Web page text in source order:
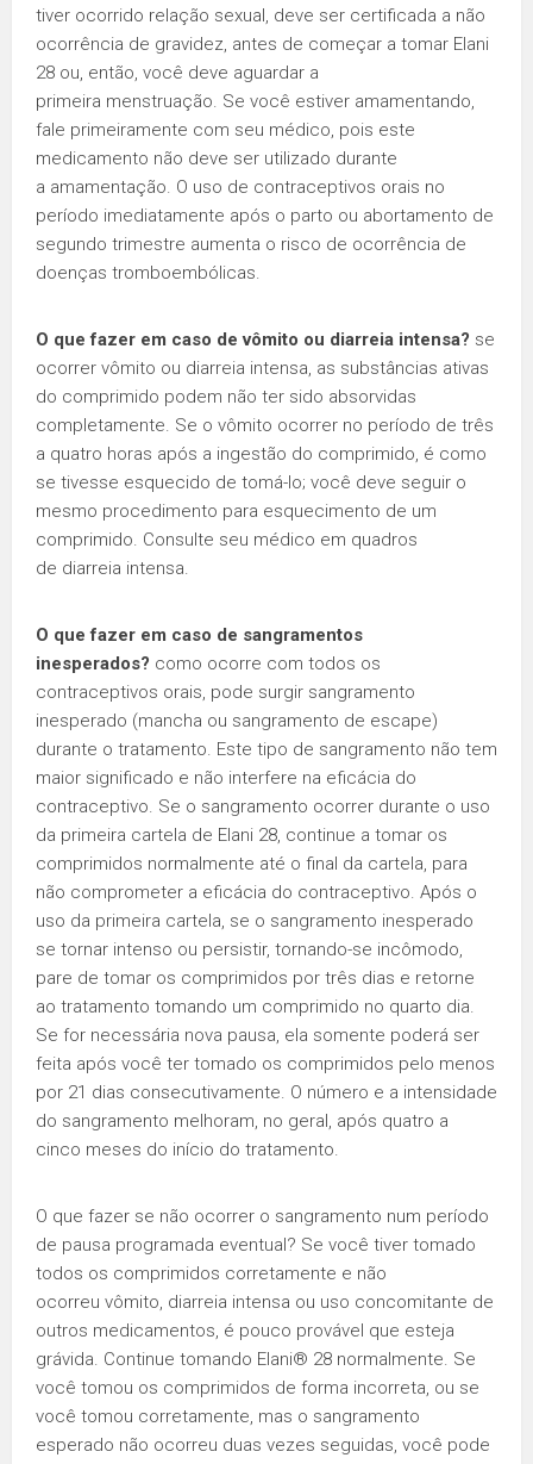
tiver ocorrido relação sexual, deve ser certificada a não
ocorrência de gravidez, antes de começar a tomar Elani
28 ou, então, você deve aguardar a
primeira menstruação. Se você estiver amamentando,
fale primeiramente com seu médico, pois este
medicamento não deve ser utilizado durante
a amamentação. O uso de contraceptivos orais no
período imediatamente após o parto ou abortamento de
segundo trimestre aumenta o risco de ocorrência de
doenças tromboembólicas.
O que fazer em caso de vômito ou diarreia intensa? se
ocorrer vômito ou diarreia intensa, as substâncias ativas
do comprimido podem não ter sido absorvidas
completamente. Se o vômito ocorrer no período de três
a quatro horas após a ingestão do comprimido, é como
se tivesse esquecido de tomá-lo; você deve seguir o
mesmo procedimento para esquecimento de um
comprimido. Consulte seu médico em quadros
de diarreia intensa.
O que fazer em caso de sangramentos
inesperados? como ocorre com todos os
contraceptivos orais, pode surgir sangramento
inesperado (mancha ou sangramento de escape)
durante o tratamento. Este tipo de sangramento não tem
maior significado e não interfere na eficácia do
contraceptivo. Se o sangramento ocorrer durante o uso
da primeira cartela de Elani 28, continue a tomar os
comprimidos normalmente até o final da cartela, para
não comprometer a eficácia do contraceptivo. Após o
uso da primeira cartela, se o sangramento inesperado
se tornar intenso ou persistir, tornando-se incômodo,
pare de tomar os comprimidos por três dias e retorne
ao tratamento tomando um comprimido no quarto dia.
Se for necessária nova pausa, ela somente poderá ser
feita após você ter tomado os comprimidos pelo menos
por 21 dias consecutivamente. O número e a intensidade
do sangramento melhoram, no geral, após quatro a
cinco meses do início do tratamento.
O que fazer se não ocorrer o sangramento num período
de pausa programada eventual? Se você tiver tomado
todos os comprimidos corretamente e não
ocorreu vômito, diarreia intensa ou uso concomitante de
outros medicamentos, é pouco provável que esteja
grávida. Continue tomando Elani® 28 normalmente. Se
você tomou os comprimidos de forma incorreta, ou se
você tomou corretamente, mas o sangramento
esperado não ocorreu duas vezes seguidas, você pode